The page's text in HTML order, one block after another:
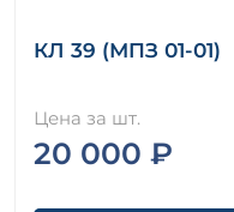
КЛ 39 (МПЗ 01-01)
Цена за шт.
20 000 ₽